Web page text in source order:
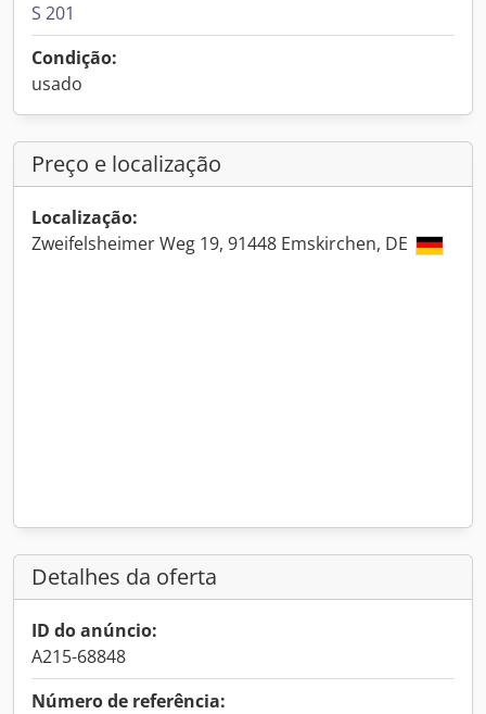
S 201
Condição:
usado
Preço e localização
Localização:
Zweifelsheimer Weg 19, 91448 Emskirchen, DE
Detalhes da oferta
ID do anúncio:
A215-68848
Número de referência: